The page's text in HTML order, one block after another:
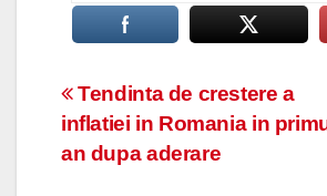
Navigare
în
Tendinta de crestere a
inflatiei in Romania in
an dupa aderare